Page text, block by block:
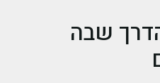
שבה